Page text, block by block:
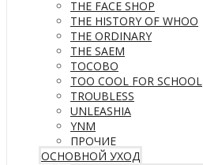
THE FACE SHOP
THE HISTORY OF WHOO
THE ORDINARY
THE SAEM
TOCOBO
TOO COOL FOR SCHOOL
TROUBLESS
UNLEASHIA
YNM
ПРОЧИЕ
ОСНОВНОЙ УХОД